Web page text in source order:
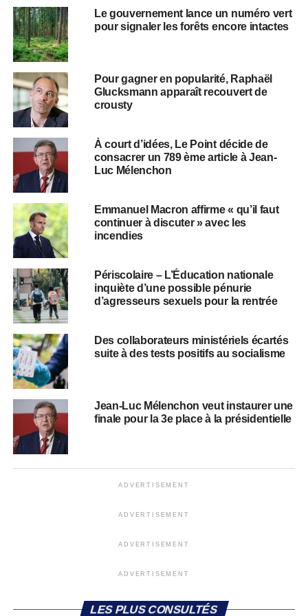
Le gouvernement lance un numéro vert
pour signaler les forêts encore intactes
Pour gagner en popularité, Raphaël
Glucksmann apparaît recouvert de
crousty
À court d’idées, Le Point décide de
consacrer un 789 ème article à Jean-
Luc Mélenchon
Emmanuel Macron affirme « qu’il faut
continuer à discuter » avec les
incendies
Périscolaire – L’Éducation nationale
inquiète d’une possible pénurie
d’agresseurs sexuels pour la rentrée
Des collaborateurs ministériels écartés
suite à des tests positifs au socialisme
Jean-Luc Mélenchon veut instaurer une
finale pour la 3e place à la présidentielle
ADVERTISEMENT
ADVERTISEMENT
ADVERTISEMENT
ADVERTISEMENT
LES PLUS CONSULTÉS